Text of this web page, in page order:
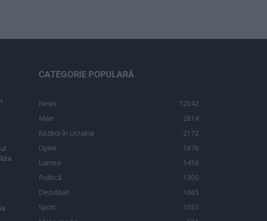
CATEGORIE POPULARĂ
News
12042
Main
2814
Război în Ucraina
2172
Opinii
1876
Lumea
1416
Politică
1300
Dezvăluiri
1065
Sport
1053